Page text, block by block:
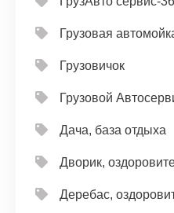
Грузовая
Грузовичок
Грузовой
Дача, база отдыха
Дворик,
Деребас,